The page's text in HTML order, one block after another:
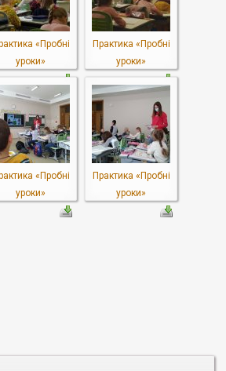
«Пробні
уроки»
Практика «Пробні
уроки»
«Пробні
уроки»
Практика «Пробні
уроки»